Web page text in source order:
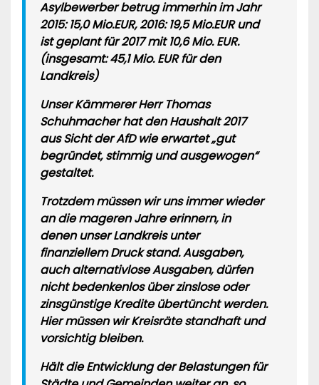
Asylbewerber betrug immerhin im Jahr
2015: 15,0 Mio.EUR, 2016: 19,5 Mio.EUR und
ist geplant für 2017 mit 10,6 Mio. EUR.
(insgesamt:45,1 Mio. EURfür den
Landkreis)
Unser Kämmerer Herr Thomas
Schuhmacher hat den Haushalt 2017
aus Sicht der AfD wie erwartet„gut
begründet, stimmig und ausgewogen“
gestaltet.
Trotzdem müssen wir uns immer wieder
an die mageren Jahre erinnern, in
denen unser Landkreis unter
finanziellem Druck stand. Ausgaben,
auch alternativlose Ausgaben, dürfen
nicht bedenkenlos über zinslose oder
zinsgünstige Kredite übertüncht werden.
Hier müssen wir Kreisräte standhaft und
vorsichtig bleiben.
Hält die Entwicklung der Belastungen für